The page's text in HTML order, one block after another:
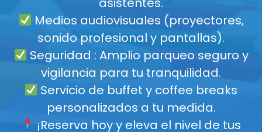
Medios audiovisuales (proyectores,
sonido profesional y pantallas).
Seguridad : Amplio parqueo seguro y
vigilancia para tu tranquilidad.
Servicio de buffet y coffee breaks
personalizados a tu medida.
¡Reserva hoy y eleva el nivel de tus